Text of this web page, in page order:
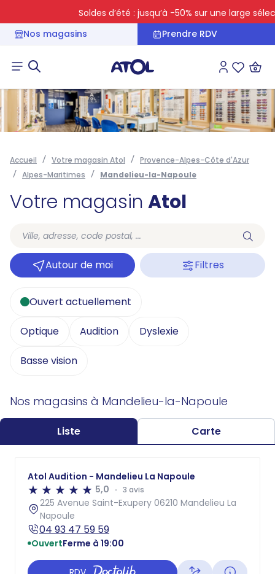
Soldes d’été : jusqu’à -50% sur une large
Nos magasins
Prendre RDV
Connexion
Accueil Votre magasin Atol
Provence-Alpes-Côte d'Azur
Alpes-Maritimes
Mandelieu-la-Napoule
Votre magasin Atol
Autour de moi Filtres
Ouvert actuellement
Optique Audition Dyslexie
Basse vision
Nos magasins à Mandelieu-la-Napoule
Liste Carte
Atol Audition - Mandelieu La Napoule
5,0
3 avis
225 Avenue Saint-Exupery 06210 Mandelieu La
Napoule
04 93 47 59 59
OuvertFerme à 19:00